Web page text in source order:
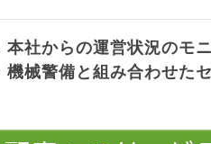
本社からの運営状況のモ
機械警備と組み合わせた